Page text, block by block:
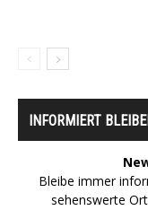
INFORMIERT
Bleibe immer
sehenswerte